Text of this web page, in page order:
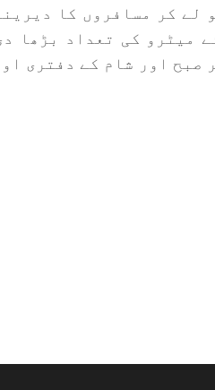
لے کر مسافروں کا
میٹرو کی تعداد بڑھا
صبح اور شام کے دفتری